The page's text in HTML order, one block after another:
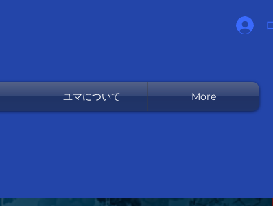
ユマについて More